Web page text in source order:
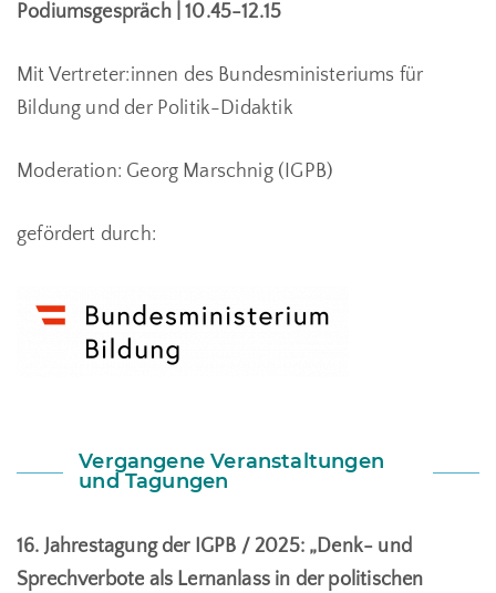
Podiumsgespräch | 10.45-12.15
Mit Vertreter:innen des Bundesministeriums für
Bildung und der Politik-Didaktik
Moderation: Georg Marschnig (IGPB)
gefördert durch:
Vergangene Veranstaltungen
und Tagungen
16. Jahrestagung der IGPB / 2025: „Denk- und
Sprechverbote als Lernanlass in der politischen